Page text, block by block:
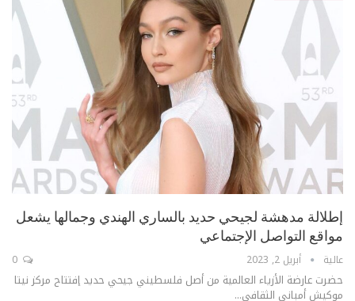
إطلالة مدهشة لجيحي حديد بالساري الهندي وجمالها يشعل
مواقع التواصل الإجتماعي
عالية أبريل 2, 2023
حضرت عارضة الأزياء العالمية من أصل فلسطيني جيحي حديد إفتتاح مركز نيتا
موكيش أمباني الثقافي...